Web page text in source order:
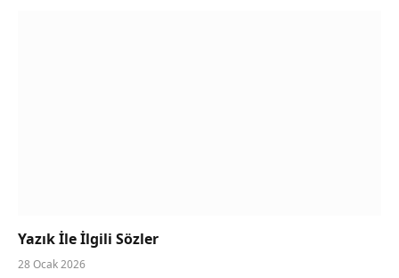
Yazık İle İlgili Sözler
28 Ocak 2026